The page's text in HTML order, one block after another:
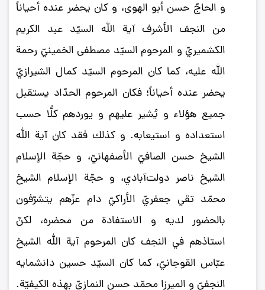
و الحاجّ حسن أبو الهوى، و كان يحضر عنده أحياناً
من النجف الأشرف آية الله السيّد عبد الكريم
الكشميريّ و المرحوم السيّد مصطفى الخمينيّ رحمة
الله عليه، كما كان المرحوم السيّد كمال الشيرازيّ
يحضر عنده أحياناً؛ فكان المرحوم الحدّاد يستقبل
جميع هؤلاء و يُشير عليهم و يوردهم كلًّا حسب
استعداده و استيعابه. و كذلك فقد كان آية الله
الشيخ حسن الصافيّ الأصفهانيّ، و حجّة الإسلام
الشيخ ناصر دولت‌آبادي، و حجّة الإسلام الشيخ
محمّد تقي جعفريّ الأراكيّ دام عزّهم يتشرّفون
بالحضور لديه و الاستفادة من محضره، لكنّ
استاذهم في النجف كان المرحوم آية الله الشيخ
عبّاس القوجانيّ، كما كان السيّد حسين دانشمايه
النجفيّ و الميرزا محمّد حسن النمازيّ بهذه الكيفيّة.